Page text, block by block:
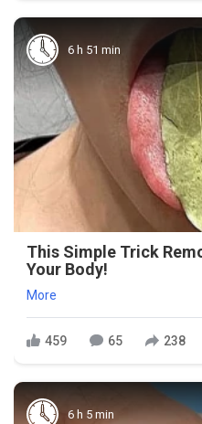
6 h 51 min
This Simple Trick
Your Body!
More
459 65 238
6 h 5 min